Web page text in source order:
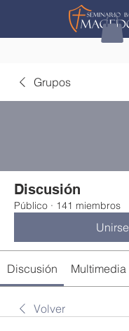
Grupos
Discusión
Público · 141 miembros
Unirse
Discusión Multimedia
Volver